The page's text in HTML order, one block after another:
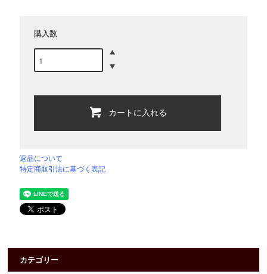
購入数
カートに入れる
返品について
特定商取引法に基づく表記
カテゴリー